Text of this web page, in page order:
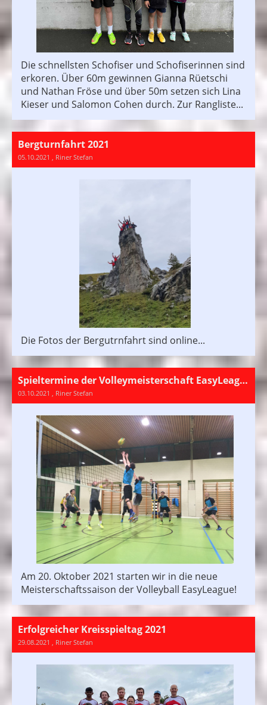
Die schnellsten Schofiser und Schofiserinnen sind
erkoren. Über 60m gewinnen Gianna Rüetschi
und Nathan Fröse und über 50m setzen sich Lina
Kieser und Salomon Cohen durch. Zur Rangliste...
Bergturnfahrt 2021
05.10.2021 , Riner Stefan
Die Fotos der Bergutrnfahrt sind online...
Spieltermine der Volleymeisterschaft EasyLeague online!
03.10.2021 , Riner Stefan
Am 20. Oktober 2021 starten wir in die neue
Meisterschaftssaison der Volleyball EasyLeague!
Erfolgreicher Kreisspieltag 2021
29.08.2021 , Riner Stefan